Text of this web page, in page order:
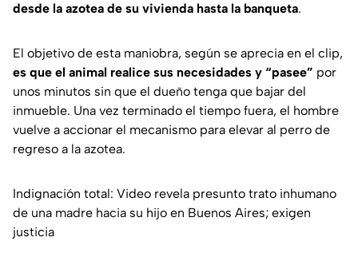
desde la azotea de su vivienda hasta la banqueta.
El objetivo de esta maniobra, según se aprecia en el clip,
es que el animal realice sus necesidades y “pasee” por
unos minutos sin que el dueño tenga que bajar del
inmueble. Una vez terminado el tiempo fuera, el hombre
vuelve a accionar el mecanismo para elevar al perro de
regreso a la azotea.
Indignación total: Video revela presunto trato inhumano
de una madre hacia su hijo en Buenos Aires; exigen
justicia